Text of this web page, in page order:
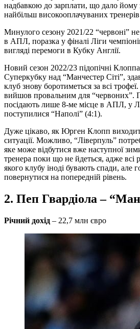
надбавкою до зарплати, що дало йому
найбільш високооплачуваних тренерів
Минулого сезону 2021/22 “червоні”
в АПЛ, поразка у фіналі Ліги
вигляді перемоги в Кубку Англії.
Новий сезон 2022/23 підопічні
Суперкубку над “Манчестер Сіті”,
клуб знову боротиметься за всі
вийшов провальним для “червоних”.
посідають лише 8-ме місце в АПЛ, у
поступилися “Наполі” (4:1).
Дуже цікаво, як Юрген Клопп
ситуації. Можливо, “Ліверпуль”
яке може відбутися вже наступної
тренера поки що не йдеться, адже всі
якого клубу іноді бувають спади, але
повернутися на попередній рівень.
2. Пеп Гвардіола –
Річний дохід – 22,7 млн євро